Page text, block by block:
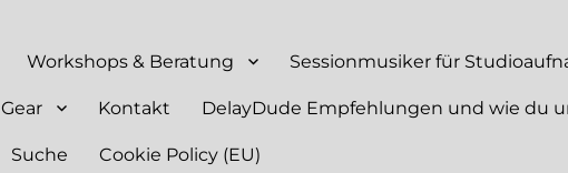
Workshops & Beratung Sessionmusiker für
Gear Kontakt DelayDude Empfehlungen und wie du
Suche Cookie Policy (EU)